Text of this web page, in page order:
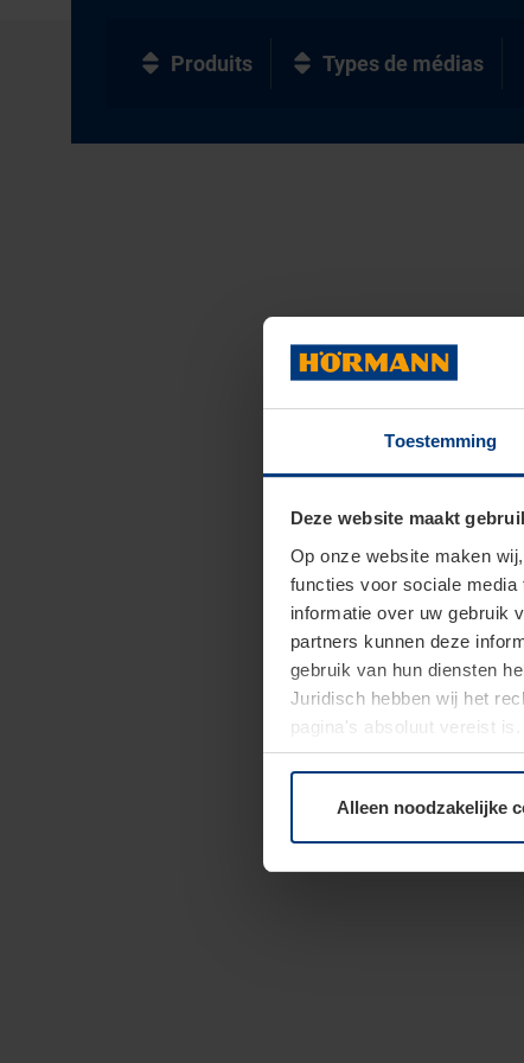
Toestemming
Deze website maakt
Op onze website maken wij,
functies voor sociale media
informatie over uw gebruik
partners kunnen deze
gebruik van hun diensten
Juridisch hebben wij het
pagina's absoluut vereist
moment bij de uitleg van
Alleen noodzakelijke
Produits Types de médias